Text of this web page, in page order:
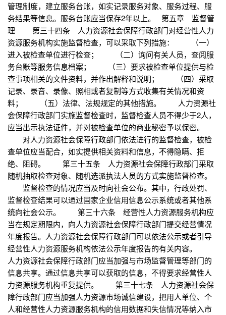
管理制度，建立服务台账，如实记录服务对象、服务过程、服
务结果等信息。服务台账应当保存2年以上。 第五章 监督管
理 第三十四条 人力资源社会保障行政部门对经营性人力
资源服务机构实施监督检查，可以采取下列措施： （一）
进入被检查单位进行检查； （二）询问有关人员，查阅服
务台账等服务信息档案； （三）要求被检查单位提供与检
查事项相关的文件资料，并作出解释和说明； （四）采取
记录、录音、录像、照相或者复制等方式收集有关情况和资
料； （五）法律、法规规定的其他措施。 人力资源社
会保障行政部门实施监督检查时，监督检查人员不得少于2人，
应当出示执法证件，并对被检查单位的商业秘密予以保密。
对人力资源社会保障行政部门依法进行的监督检查，被检
查单位应当配合，如实提供相关资料和信息，不得隐瞒、拒
绝、阻碍。 第三十五条 人力资源社会保障行政部门采取
随机抽取检查对象、随机选派执法人员的方式实施监督检查。
监督检查的情况应当及时向社会公布。其中，行政处罚、
监督检查结果可以通过国家企业信用信息公示系统或者其他系
统向社会公示。 第三十六条 经营性人力资源服务机构应
当在规定期限内，向人力资源社会保障行政部门提交经营情况
年度报告。人力资源社会保障行政部门可以依法公示或者引导
经营性人力资源服务机构依法公示年度报告的有关内容。
人力资源社会保障行政部门应当加强与市场监督管理等部门的
信息共享。通过信息共享可以获取的信息，不得要求经营性人
力资源服务机构重复提供。 第三十七条 人力资源社会保
障行政部门应当加强人力资源市场诚信建设，把用人单位、个
人和经营性人力资源服务机构的信用数据和失信情况等纳入市